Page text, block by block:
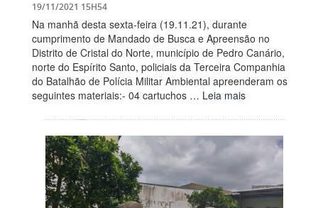
19/11/2021 15H54
Na manhã desta sexta-feira (19.11.21), durante
cumprimento de Mandado de Busca e Apreensão no
Distrito de Cristal do Norte, município de Pedro Canário,
norte do Espírito Santo, policiais da Terceira Companhia
do Batalhão de Polícia Militar Ambiental apreenderam os
seguintes materiais:- 04 cartuchos … Leia mais